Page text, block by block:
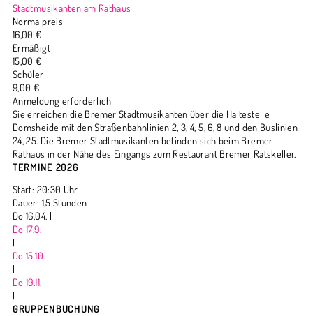
Stadtmusikanten am Rathaus
Normalpreis
16,00 €
Ermäßigt
15,00 €
Schüler
9,00 €
Anmeldung erforderlich
Sie erreichen die Bremer Stadtmusikanten über die Haltestelle
Domsheide mit den Straßenbahnlinien 2, 3, 4, 5, 6, 8 und den Buslinien
24, 25. Die Bremer Stadtmusikanten befinden sich beim Bremer
Rathaus in der Nähe des Eingangs zum Restaurant Bremer Ratskeller.
TERMINE 2026
Start: 20:30 Uhr
Dauer: 1,5 Stunden
Do 16.04. |
Do 17.9.
|
Do 15.10.
|
Do 19.11.
|
GRUPPENBUCHUNG